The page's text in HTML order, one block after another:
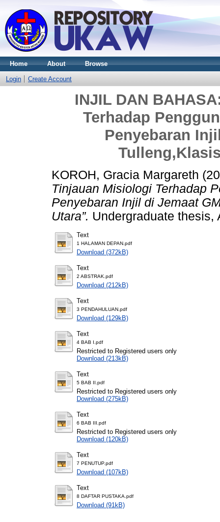
Home About Browse
Login Create Account
INJIL DAN
Terhadap
Penyebaran
KOROH, Gracia Margareth
Tinjauan Misiologi Terhadap
Penyebaran Injil di Jemaat
Utara”. Undergraduate thesis,
Text
1 HALAMAN DEPAN.pdf
Download (372kB)
Text
2 ABSTRAK.pdf
Download (212kB)
Text
3 PENDAHULUAN.pdf
Download (129kB)
Text
4 BAB I.pdf
Restricted to Registered users only
Download (213kB)
Text
5 BAB II.pdf
Restricted to Registered users only
Download (275kB)
Text
6 BAB III.pdf
Restricted to Registered users only
Download (120kB)
Text
7 PENUTUP.pdf
Download (107kB)
Text
8 DAFTAR PUSTAKA.pdf
Download (91kB)